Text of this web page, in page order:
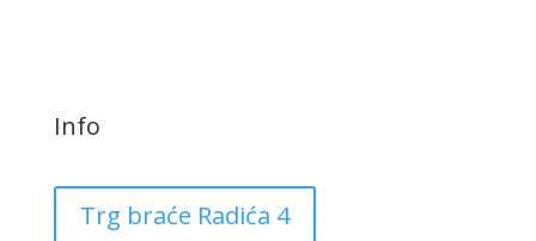
Info
Trg braće Radića 4